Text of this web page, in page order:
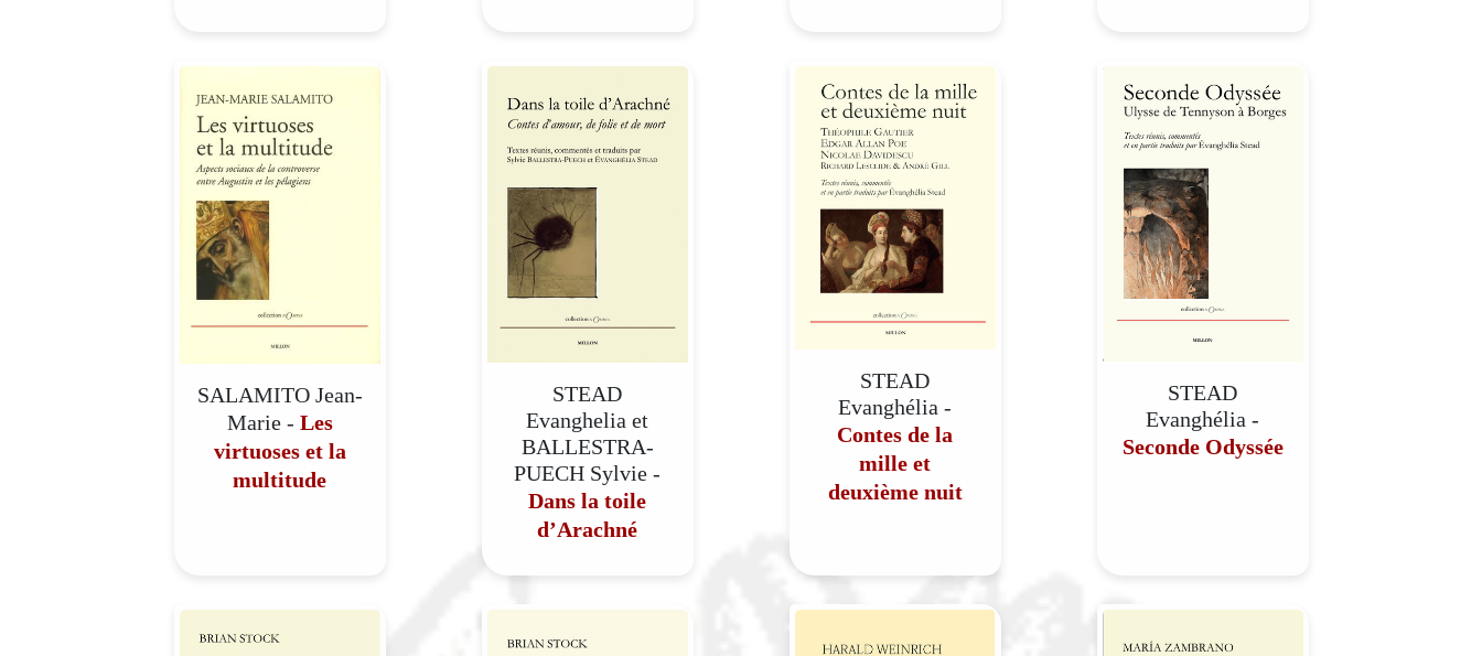
SALAMITO Jean-
Marie - Les
virtuoses et la
multitude
STEAD
Evanghelia et
BALLESTRA-
PUECH Sylvie -
Dans la toile
d’Arachné
STEAD
Evanghélia -
Contes de la
mille et
deuxième nuit
STEAD
Evanghélia -
Seconde Odyssée